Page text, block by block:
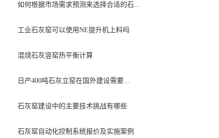
如何根据市场需求预测来选择合适的石...
工业石灰窑可以使用NE提升机上料吗
混烧石灰竖窑热平衡计算
日产400吨石灰立窑在国外建设需要...
石灰窑建设中的主要技术挑战有哪些
石灰窑自动化控制系统报价及实施案例